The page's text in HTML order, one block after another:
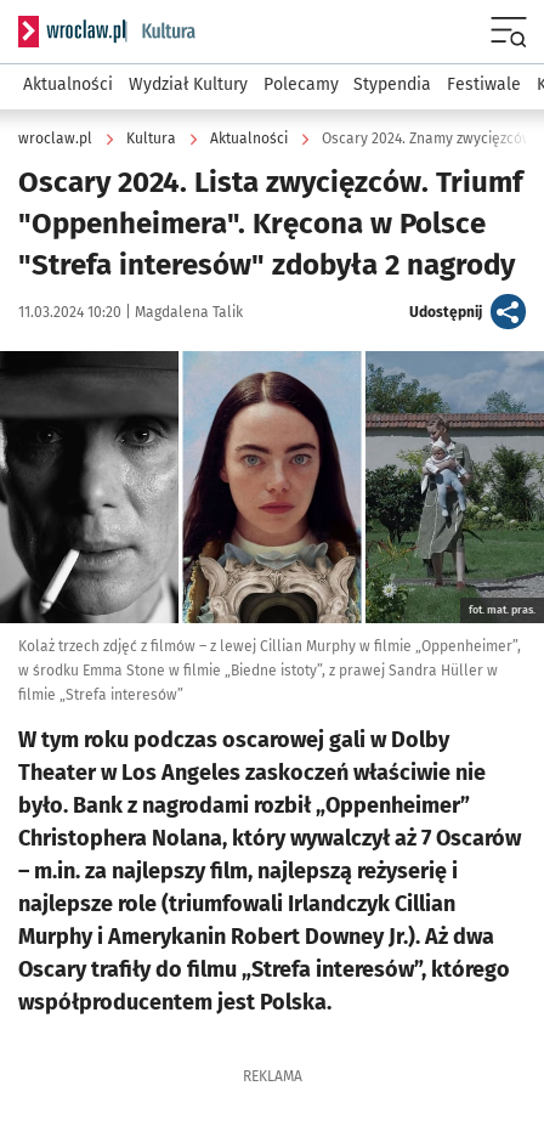
Serwis informacyjny wroclaw.pl podserwis: Kultura
Aktualności Wydział Kultury Polecamy Stypendia Festiwale
wroclaw.pl Kultura Aktualności Oscary 2024. Znamy zwycięzców
Oscary 2024. Lista zwycięzców. Triumf
"Oppenheimera". Kręcona w Polsce
"Strefa interesów" zdobyła 2 nagrody
Data publikacji:
11.03.2024 10:20 | Autor:
Magdalena Talik Udostępnijartykuł
Kliknij, aby powiększyć
fot. mat. pras.
Kolaż trzech zdjęć z filmów – z lewej Cillian Murphy w filmie „Oppenheimer”,
w środku Emma Stone w filmie „Biedne istoty”, z prawej Sandra Hüller w
filmie „Strefa interesów”
W tym roku podczas oscarowej gali w Dolby
Theater w Los Angeles zaskoczeń właściwie nie
było. Bank z nagrodami rozbił „Oppenheimer”
Christophera Nolana, który wywalczył aż 7 Oscarów
– m.in. za najlepszy film, najlepszą reżyserię i
najlepsze role (triumfowali Irlandczyk Cillian
Murphy i Amerykanin Robert Downey Jr.). Aż dwa
Oscary trafiły do filmu „Strefa interesów”, którego
współproducentem jest Polska.
REKLAMA